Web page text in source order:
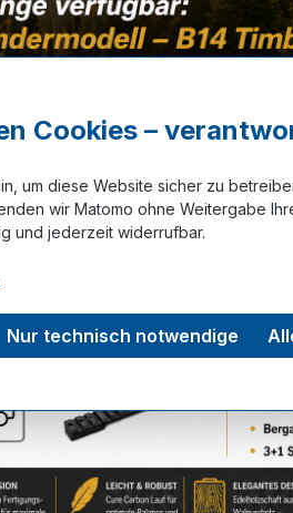
Cookies –
um diese Website sicher zu
wir Matomo ohne Weitergabe
und jederzeit widerrufbar.
Nur technisch notwendige